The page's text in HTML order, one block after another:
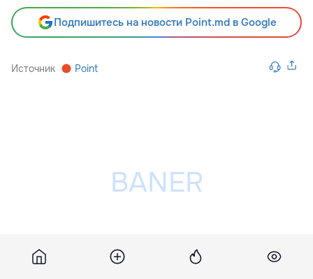
Подпишитесь на новости Point.md в Google
Источник Point